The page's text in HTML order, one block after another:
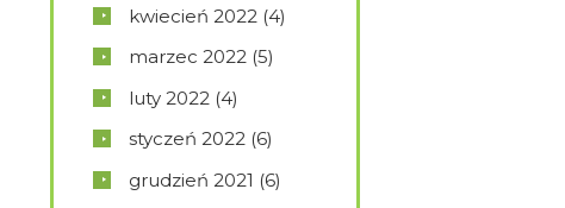
kwiecień 2022 (4)
marzec 2022 (5)
luty 2022 (4)
styczeń 2022 (6)
grudzień 2021 (6)